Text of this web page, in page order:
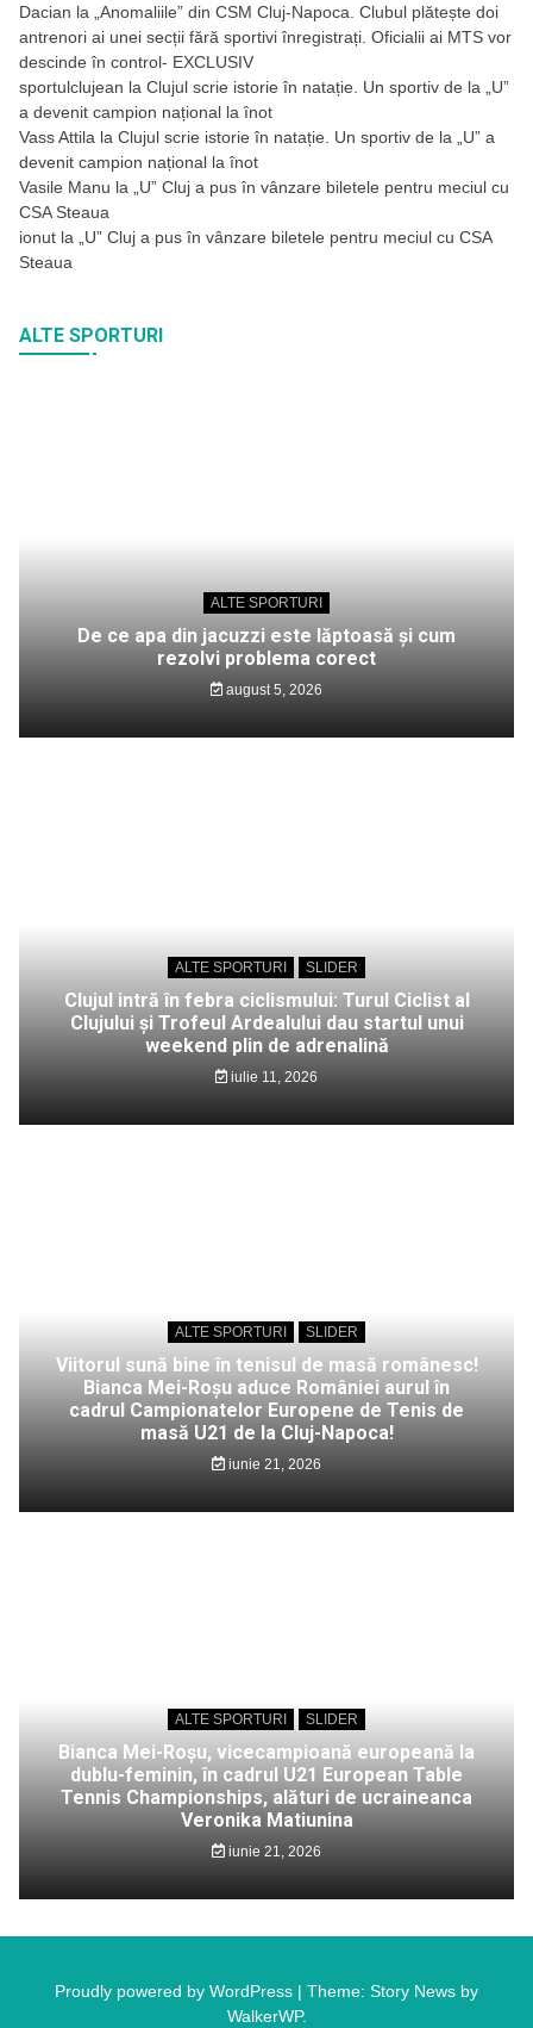
Dacian la
„Anomaliile” din CSM Cluj-Napoca. Clubul plătește doi
antrenori ai unei secții fără sportivi înregistrați. Oficialii ai MTS vor
descinde în control- EXCLUSIV
sportulclujean la Clujul scrie istorie în natație. Un sportiv de la „U”
a devenit campion național la înot
Vass Attila la Clujul scrie istorie în natație. Un sportiv de la „U” a
devenit campion național la înot
Vasile Manu la
„U” Cluj a pus în vânzare biletele pentru meciul cu
CSA Steaua
ionut la
„U” Cluj a pus în vânzare biletele pentru meciul cu CSA
Steaua
ALTE SPORTURI
ALTE SPORTURI
De ce apa din jacuzzi este lăptoasă și cum
rezolvi problema corect
august 5, 2026
ALTE SPORTURI SLIDER
Clujul intră în febra ciclismului: Turul Ciclist al
Clujului și Trofeul Ardealului dau startul unui
weekend plin de adrenalină
iulie 11, 2026
ALTE SPORTURI SLIDER
Viitorul sună bine în tenisul de masă românesc!
Bianca Mei-Roșu aduce României aurul în
cadrul Campionatelor Europene de Tenis de
masă U21 de la Cluj-Napoca!
iunie 21, 2026
ALTE SPORTURI SLIDER
Bianca Mei-Roșu, vicecampioană europeană la
dublu-feminin, în cadrul U21 European Table
Tennis Championships, alături de ucraineanca
Veronika Matiunina
iunie 21, 2026
Proudly powered by WordPress | Theme: Story News by
WalkerWP.